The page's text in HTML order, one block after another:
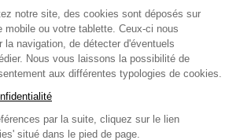
notre site, des cookies sont déposés sur
mobile ou votre tablette. Ceux-ci nous
la navigation, de détecter d'éventuels
Nous vous laissons la possibilité de
aux différentes typologies de cookies.
par la suite, cliquez sur le lien
situé dans le pied de page.
Suivez-nous
Moyens de paiement